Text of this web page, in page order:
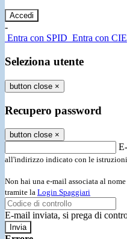
-
Entra con SPID Entra con CIE
Seleziona utente
button close ×
Recupero password
button close ×
all'indirizzo indicato con le istruzioni
Non hai una e-mail associata al
tramite la Login Spaggiari
E-mail inviata, si prega di